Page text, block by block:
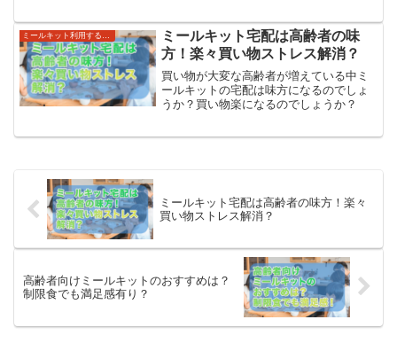
ミールキット利用する世帯・利便性
ミールキット宅配は高齢者の味
方！楽々買い物ストレス解消？
買い物が大変な高齢者が増えている中ミ
ールキットの宅配は味方になるのでしょ
うか？買い物楽になるのでしょうか？
ミールキット宅配は高齢者の味方！楽々
買い物ストレス解消？
高齢者向けミールキットのおすすめは？
制限食でも満足感有り？